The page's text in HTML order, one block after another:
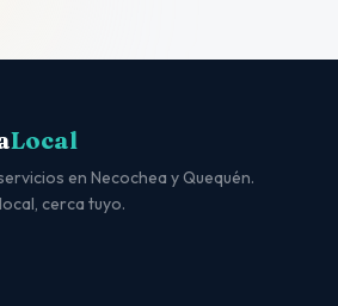
Local
en Necochea y Quequén.
cerca tuyo.